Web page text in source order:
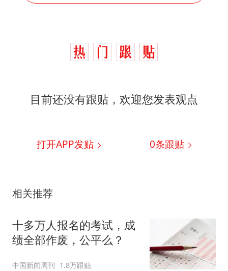
目前还没有跟贴，欢迎您发表观点
打开APP发贴 0条跟贴
相关推荐
十多万人报名的考试，成
绩全部作废，公平么？
中国新闻周刊 1.8万跟贴